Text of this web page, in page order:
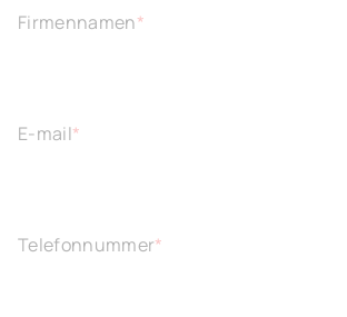
Firmennamen*
E-mail*
Telefonnummer*